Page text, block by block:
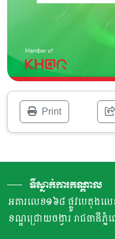
Print
ទីស្នាក់ការកណ្តាល
អគារលេខ១៦៨ ផ្លូវបេតុង
ខណ្ឌជ្រោយចង្វារ រាជធានីភ្នំ